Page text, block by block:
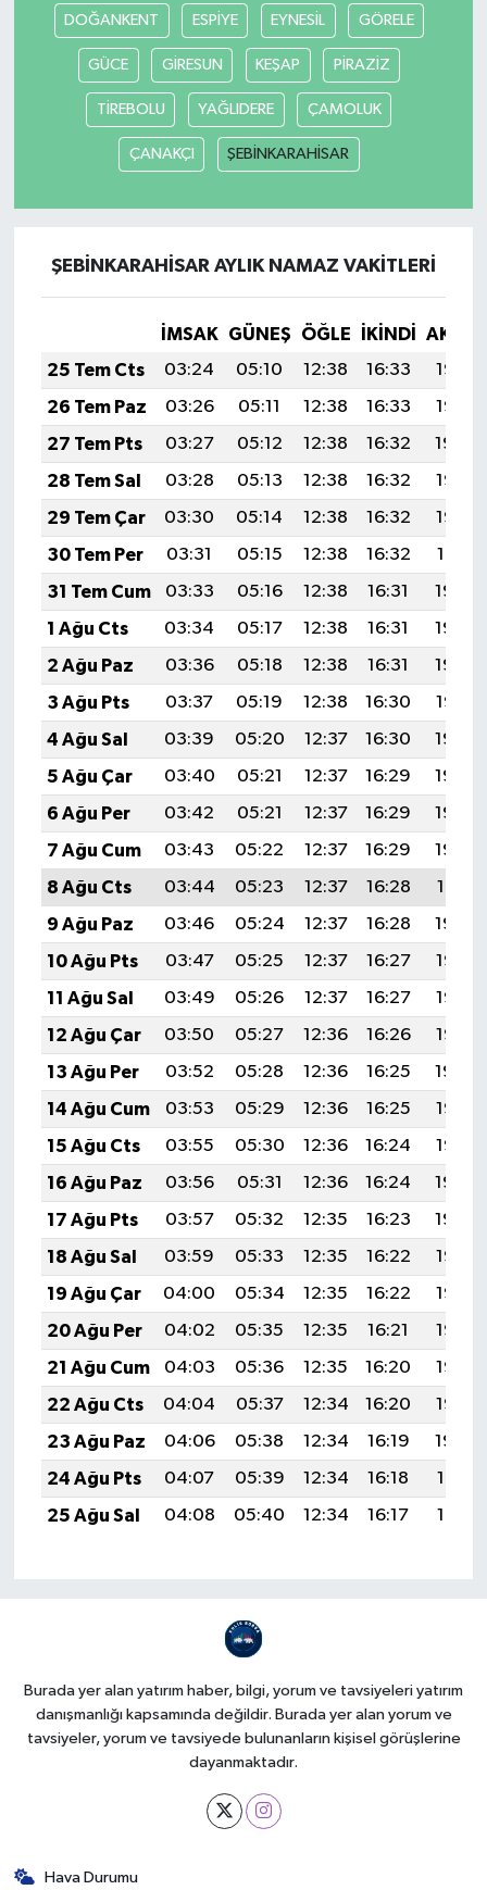
DOĞANKENT ESPİYE EYNESİL GÖRELE
GÜCE GİRESUN KEŞAP PİRAZİZ
TİREBOLU YAĞLIDERE ÇAMOLUK
ÇANAKÇI ŞEBİNKARAHİSAR
ŞEBİNKARAHİSAR AYLIK NAMAZ VAKITLERI
İMSAK GÜNEŞ ÖĞLE İKINDI
25 Tem Cts
03:24 05:10 12:38 16:33
19:55
26 Tem Paz
03:26 05:11 12:38 16:33
19:55
27 Tem Pts
03:27 05:12 12:38 16:32
19:54
28 Tem Sal
03:28 05:13 12:38 16:32
19:53
29 Tem Çar
03:30 05:14 12:38 16:32
19:52
30 Tem Per
03:31 05:15 12:38 16:32
19:51
31 Tem Cum
03:33 05:16 12:38 16:31
19:50
1 Ağu Cts
03:34 05:17 12:38 16:31
19:49
2 Ağu Paz
03:36 05:18 12:38 16:31
19:48
3 Ağu Pts
03:37 05:19 12:38 16:30
19:47
4 Ağu Sal
03:39 05:20 12:37 16:30
19:45
5 Ağu Çar
03:40 05:21 12:37 16:29
19:44
6 Ağu Per
03:42 05:21 12:37 16:29
19:43
7 Ağu Cum
03:43 05:22 12:37 16:29
19:42
8 Ağu Cts
03:44 05:23 12:37 16:28
19:41
9 Ağu Paz
03:46 05:24 12:37 16:28
19:40
10 Ağu Pts
03:47 05:25 12:37 16:27
19:38
11 Ağu Sal
03:49 05:26 12:37 16:27
19:37
12 Ağu Çar
03:50 05:27 12:36 16:26
19:36
13 Ağu Per
03:52 05:28 12:36 16:25
19:34
14 Ağu Cum
03:53 05:29 12:36 16:25
19:33
15 Ağu Cts
03:55 05:30 12:36 16:24
19:32
16 Ağu Paz
03:56 05:31 12:36 16:24
19:30
17 Ağu Pts
03:57 05:32 12:35 16:23
19:29
18 Ağu Sal
03:59 05:33 12:35 16:22
19:28
19 Ağu Çar
04:00 05:34 12:35 16:22
19:26
20 Ağu Per
04:02 05:35 12:35 16:21
19:25
21 Ağu Cum
04:03 05:36 12:35 16:20
19:23
22 Ağu Cts
04:04 05:37 12:34 16:20
19:22
23 Ağu Paz
04:06 05:38 12:34 16:19
19:20
24 Ağu Pts
04:07 05:39 12:34 16:18
19:19
25 Ağu Sal
04:08 05:40 12:34 16:17 19:17
Burada yer alan yatırım haber, bilgi, yorum ve tavsiyeleri yatırım
danışmanlığı kapsamında değildir. Burada yer alan yorum ve
tavsiyeler, yorum ve tavsiyede bulunanların kişisel görüşlerine
dayanmaktadır.
Hava Durumu